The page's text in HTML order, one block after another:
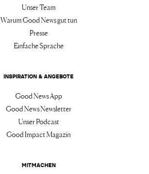
Unser Team
Warum Good News gut tun
Presse
Einfache Sprache
INSPIRATION & ANGEBOTE
Good News App
Good News Newsletter
Unser Podcast
Good Impact Magazin
MITMACHEN